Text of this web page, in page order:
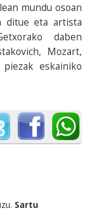
mundu osoan
ditue eta artista
daben
Mozart,
eskainiko
Sartu